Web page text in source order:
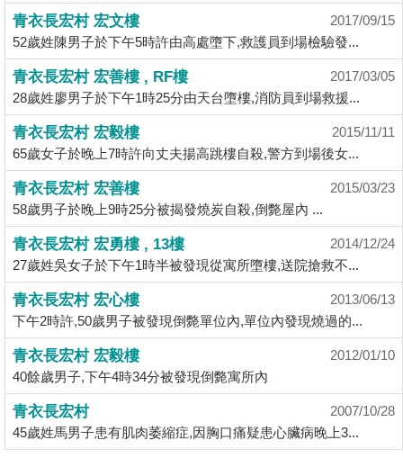
佈
置
業
手
冊
關
於
我
們
青衣長宏村 宏文樓
2017/09/15
52歲姓陳男子於下午5時許由高處墮下,救護員到場檢驗發...
青衣長宏村 宏善樓 , RF樓
2017/03/05
28歲姓廖男子於下午1時25分由天台墮樓,消防員到場救援...
青衣長宏村 宏毅樓
2015/11/11
65歲女子於晚上7時許向丈夫揚高跳樓自殺,警方到場後女...
青衣長宏村 宏善樓
2015/03/23
58歲男子於晚上9時25分被揭發燒炭自殺,倒斃屋內 ...
青衣長宏村 宏勇樓 , 13樓
2014/12/24
27歲姓吳女子於下午1時半被發現從寓所墮樓,送院搶救不...
青衣長宏村 宏心樓
2013/06/13
下午2時許,50歲男子被發現倒斃單位內,單位內發現燒過的...
青衣長宏村 宏毅樓
2012/01/10
40餘歲男子,下午4時34分被發現倒斃寓所內
青衣長宏村
2007/10/28
45歲姓馬男子患有肌肉萎縮症,因胸口痛疑患心臟病晚上3...